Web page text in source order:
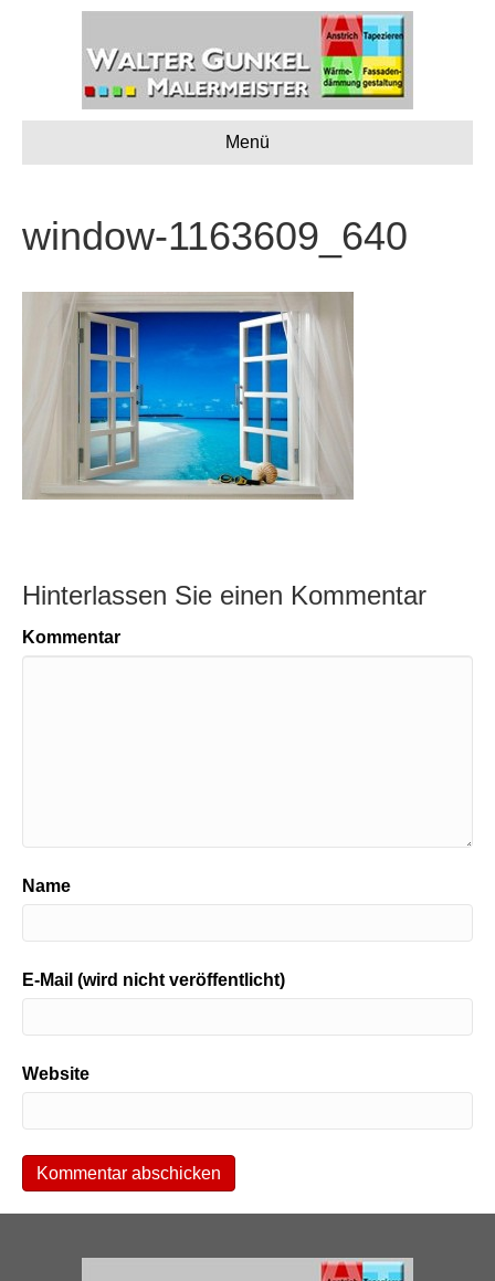
Menü
window-1163609_640
Hinterlassen Sie einen Kommentar
Kommentar
Name
E-Mail (wird nicht veröffentlicht)
Website